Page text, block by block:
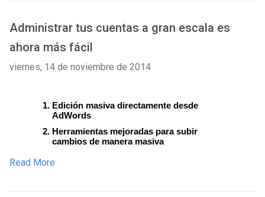
Administrar tus cuentas a gran escala es
ahora más fácil
viernes, 14 de noviembre de 2014
Edición masiva directamente desde
AdWords
Herramientas mejoradas para subir
cambios de manera masiva
Read More